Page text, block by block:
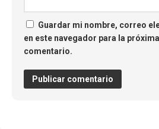
Guardar mi nombre, correo
en este navegador para la
comentario.